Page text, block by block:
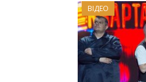
ВІДЕО